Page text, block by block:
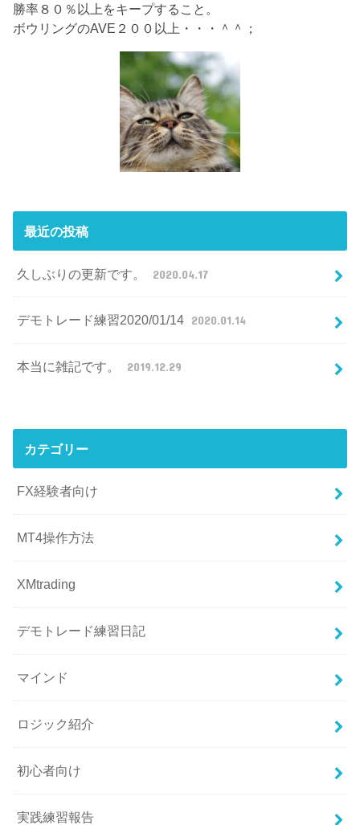
勝率８０％以上をキープすること。
ボウリングのAVE２００以上・・・＾＾；
最近の投稿
久しぶりの更新です。 2020.04.17
デモトレード練習2020/01/14 2020.01.14
本当に雑記です。 2019.12.29
カテゴリー
FX経験者向け
MT4操作方法
XMtrading
デモトレード練習日記
マインド
ロジック紹介
初心者向け
実践練習報告